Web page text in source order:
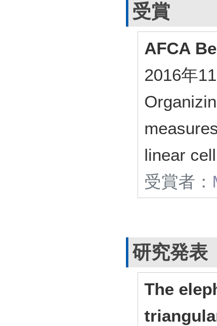
受賞
AFCA
2016年
linear
受賞者：
研究発表
The